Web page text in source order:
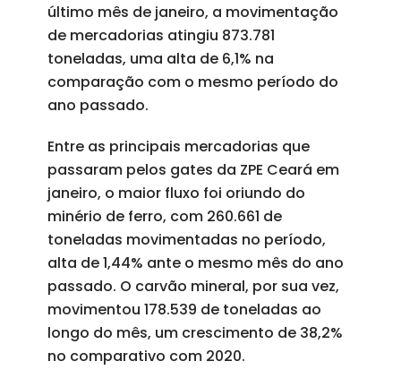
último mês de janeiro, a movimentação
de mercadorias atingiu 873.781
toneladas, uma alta de 6,1% na
comparação com o mesmo período do
ano passado.
Entre as principais mercadorias que
passaram pelos gates da ZPE Ceará em
janeiro, o maior fluxo foi oriundo do
minério de ferro, com 260.661 de
toneladas movimentadas no período,
alta de 1,44% ante o mesmo mês do ano
passado. O carvão mineral, por sua vez,
movimentou 178.539 de toneladas ao
longo do mês, um crescimento de 38,2%
no comparativo com 2020.